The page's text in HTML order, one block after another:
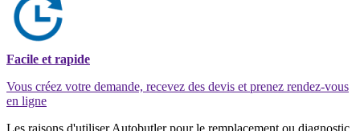
Facile et rapide
Vous créez votre demande, recevez des devis et prenez rendez-vous
en ligne
Les raisons d'utiliser Autobutler pour le remplacement ou diagnostic